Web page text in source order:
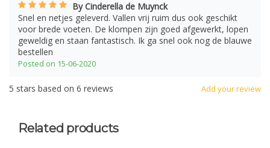
By Cinderella de Muynck
Snel en netjes geleverd. Vallen vrij ruim dus ook geschikt
voor brede voeten. De klompen zijn goed afgewerkt, lopen
geweldig en staan fantastisch. Ik ga snel ook nog de blauwe
bestellen
Posted on 15-06-2020
Add your review
5 stars based on 6 reviews
Related products